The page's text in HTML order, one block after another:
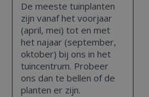
De meeste tuinplanten
zijn vanaf het voorjaar
(april, mei) tot en met
het najaar (september,
oktober) bij ons in het
tuincentrum. Probeer
ons dan te bellen of de
planten er zijn.